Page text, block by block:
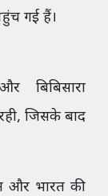
गई हैं।
बिबिसारा
जिसके बाद
और भारत की